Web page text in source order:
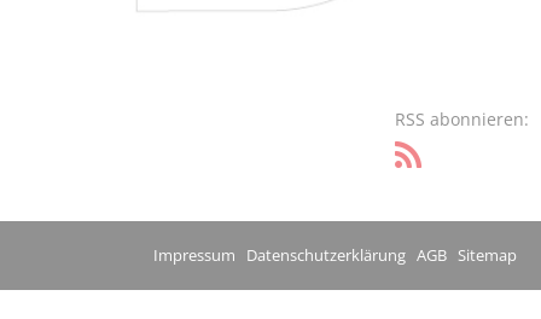
RSS abonnieren:
Impressum Datenschutzerklärung AGB Sitemap